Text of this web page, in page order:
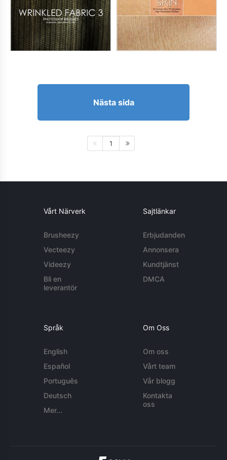
Nästa sida
1
Vårt Närverk
Brusheezy
Vecteezy
Videezy
Bli en
leverantör
Sajtlänkar
Erbjudanden
Annonsera
Kundtjänst
DMCA
Språk
English
Español
Português
Deutsch
Mer...
Om Oss
Om oss
Vårt team
Vår blogg
Kontakta
oss